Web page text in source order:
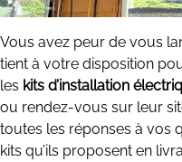
Vous avez peur de vous
tient à votre disposition
les kits d’installation
ou rendez-vous sur leur
toutes les réponses à vos
kits qu’ils proposent en